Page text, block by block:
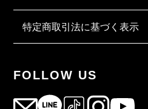
特定商取引法に基づく表示
FOLLOW US